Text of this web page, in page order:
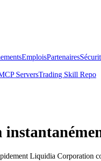
EmploisPartenaires
ServersTrading Skill Repo
Liquidia Corporation